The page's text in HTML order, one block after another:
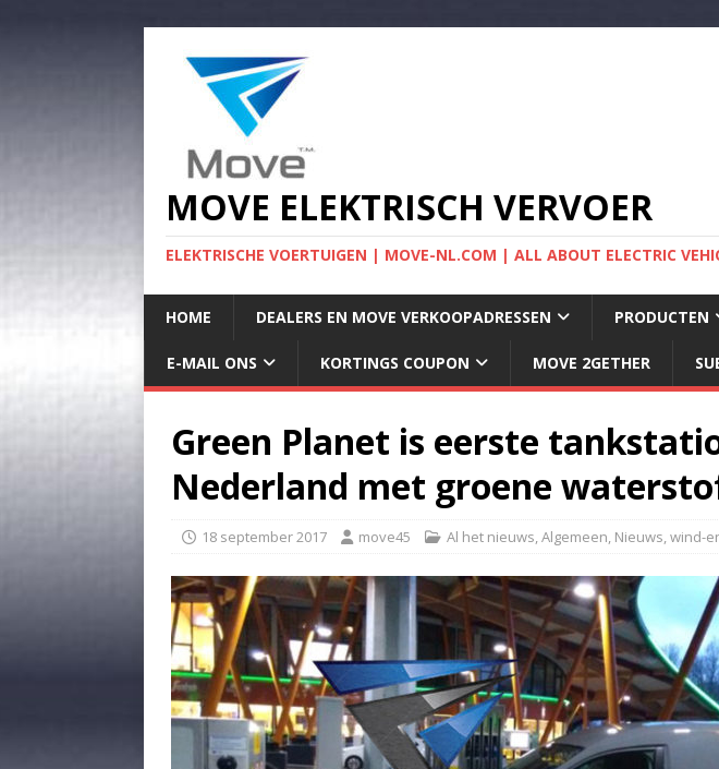
MOVE ELEKTRISCH VERVOER
ELEKTRISCHE VOERTUIGEN | MOVE-NL.COM | ALL ABOUT ELECTRIC
HOME DEALERS EN MOVE VERKOOPADRESSEN PRODUCTEN
E-MAIL ONS KORTINGS COUPON MOVE 2GETHER
Green Planet is eerste
Nederland met groene
18 september 2017 move45 Al het nieuws,Algemeen, Nieuws,wind-